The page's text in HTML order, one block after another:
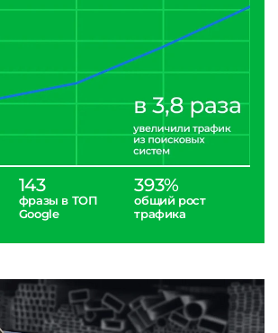
143
фразы в ТОП
Google
393%
общий рост
трафика